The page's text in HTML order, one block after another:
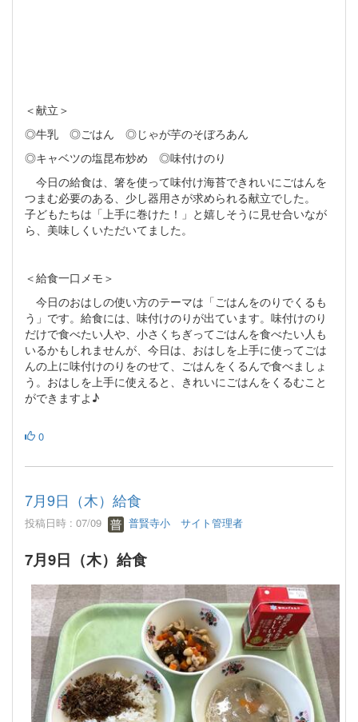
＜献立＞
◎牛乳 ◎ごはん ◎じゃが芋のそぼろあん
◎キャベツの塩昆布炒め ◎味付けのり
今日の給食は、箸を使って味付け海苔できれいにごはんを
つまむ必要のある、少し器用さが求められる献立でした。
子どもたちは「上手に巻けた！」と嬉しそうに見せ合いなが
ら、美味しくいただいてました。
＜給食一口メモ＞
今日のおはしの使い方のテーマは「ごはんをのりでくるも
う」です。給食には、味付けのりが出ています。味付けのり
だけで食べたい人や、小さくちぎってごはんを食べたい人も
いるかもしれませんが、今日は、おはしを上手に使ってごは
んの上に味付けのりをのせて、ごはんをくるんで食べましょ
う。おはしを上手に使えると、きれいにごはんをくるむこと
ができますよ♪
0
7月9日（木）給食
投稿日時 : 07/09 普賢寺小 サイト管理者
7月9日（木）給食